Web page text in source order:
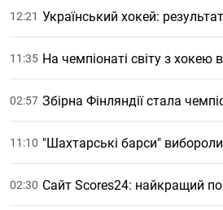
12:21 Український хокей:
11:35 На чемпіонаті світу з хокею
02:57 Збірна Фінляндії стала
11:10 "Шахтарські барси"
02:30 Сайт Scores24: найкращий